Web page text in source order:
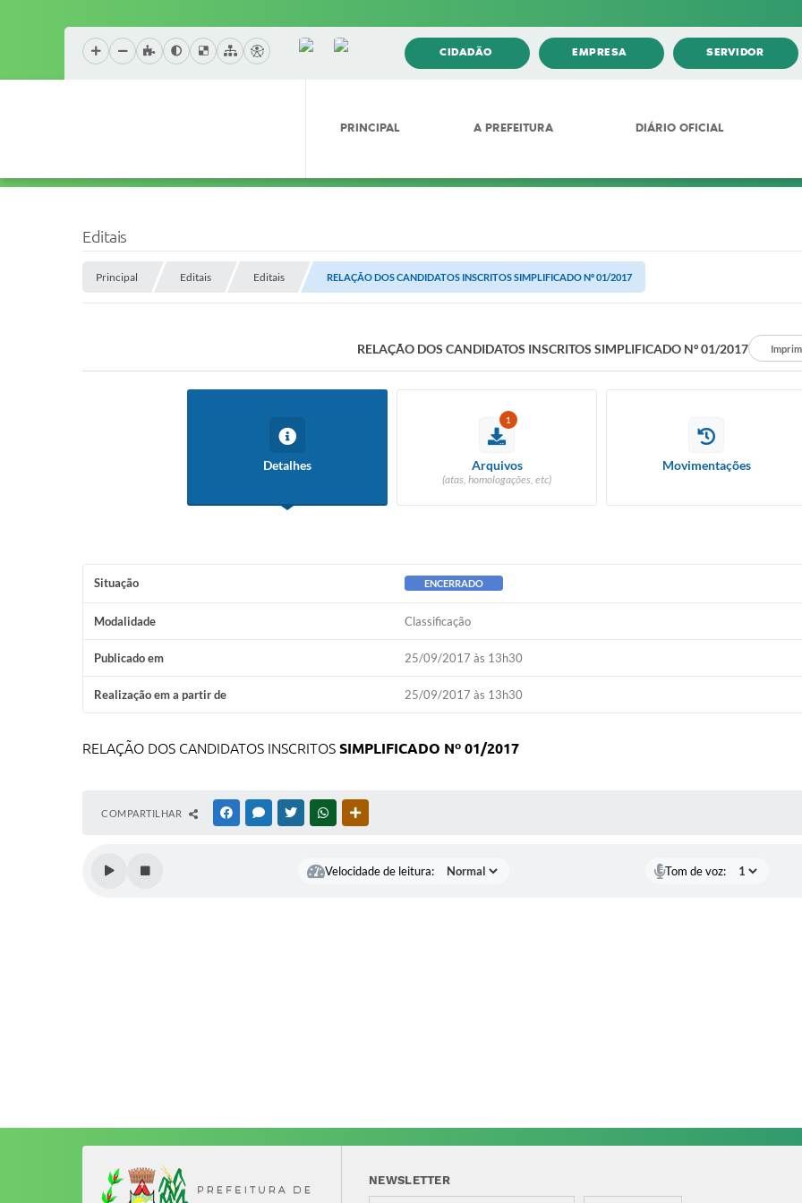
CIDADÃO EMPRESA SERVIDOR
PRINCIPAL A PREFEITURA DIÁRIO OFICIAL
Editais
Principal Editais Editais RELAÇÃO DOS CANDIDATOS INSCRITOS SIMPLIFICADO Nº 01/2017
RELAÇÃO DOS CANDIDATOS INSCRITOS SIMPLIFICADO Nº 01/2017
Detalhes
1
Arquivos
(atas, homologações, etc)
Movimentações
Situação ENCERRADO
Modalidade Classificação
Publicado em 25/09/2017 às 13h30
Realização em a partir de 25/09/2017 às 13h30
RELAÇÃO DOS CANDIDATOS INSCRITOS SIMPLIFICADO Nº 01/2017
COMPARTILHAR FACEBOOKMESSENGER
TWITTERWHATSAPP
Velocidade de leitura: Tom de voz:
NEWSLETTER